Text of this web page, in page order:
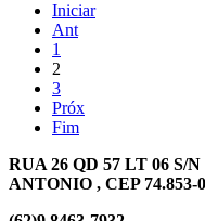
Iniciar
Ant
1
2
3
Próx
Fim
RUA 26 QD 57 LT 06 S/
ANTONIO , CEP